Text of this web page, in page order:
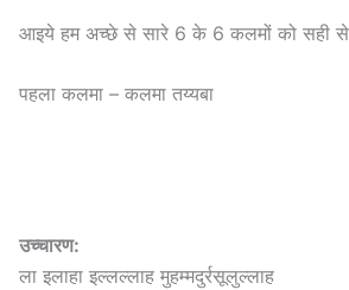
आइये हम अच्छे से सारे 6 के 6 कलमों को सही
पहला कलमा – कलमा तय्यबा
उच्चारण:
ला इलाहा इल्लल्लाह मुहम्मदुर्रसूलुल्लाह